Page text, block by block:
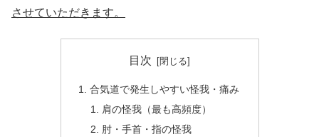
させていただきます。
目次
合気道で発生しやすい怪我・痛み
肩の怪我（最も高頻度）
肘・手首・指の怪我